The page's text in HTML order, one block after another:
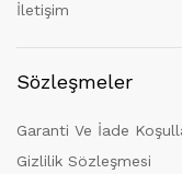
İletişim
Sözleşmeler
Garanti Ve İade
Gizlilik Sözleşmesi